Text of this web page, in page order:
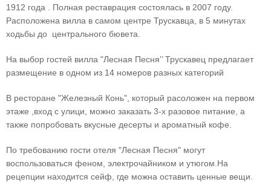
1912 года . Полная реставрация состоялась в 2007 году.
Расположена вилла в самом центре Трускавца, в 5 минутах
ходьбы до центрального бювета.
На выбор гостей вилла "Лесная Песня’’ Трускавец предлагает
размещение в одном из 14 номеров разных категорий
В ресторане "Железный Конь", который расоложен на первом
этаже ,вход с улици, можно заказать 3-х разовое питание, а
также попробовать вкусные десерты и ароматный кофе.
По требованию гости отеля "Лесная Песня" могут
воспользоваться феном, электрочайником и утюгом.На
рецепции находится сейф, где можна оставить ценные вещи.